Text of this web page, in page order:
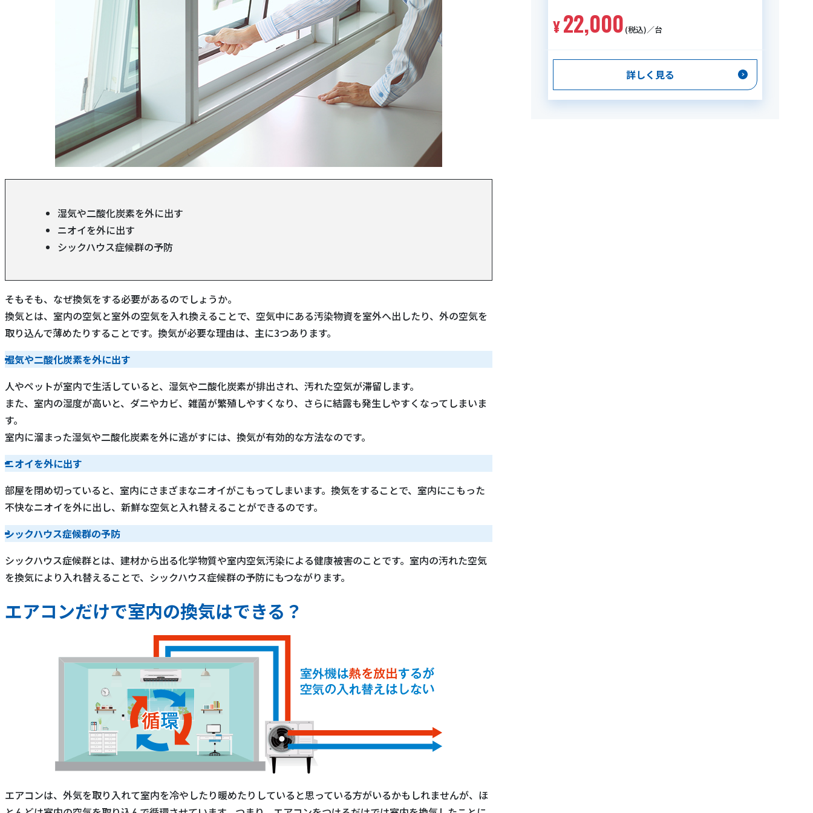
エアコンのフィルターなどを掃除する
エアコンクリーニングを業者に依頼する
エアコンクリーニングならおそうじ本舗にお任せください！
湿気や二酸化炭素を外に出す
ニオイを外に出す
シックハウス症候群の予防
そもそも、なぜ換気をする必要があるのでしょうか。
換気とは、室内の空気と室外の空気を入れ換えることで、空気中にある汚染物資を室外へ出したり、外の空気を
取り込んで薄めたりすることです。換気が必要な理由は、主に3つあります。
湿気や二酸化炭素を外に出す
人やペットが室内で生活していると、湿気や二酸化炭素が排出され、汚れた空気が滞留します。
また、室内の湿度が高いと、ダニやカビ、雑菌が繁殖しやすくなり、さらに結露も発生しやすくなってしまいま
す。
室内に溜まった湿気や二酸化炭素を外に逃がすには、換気が有効的な方法なのです。
ニオイを外に出す
部屋を閉め切っていると、室内にさまざまなニオイがこもってしまいます。換気をすることで、室内にこもった
不快なニオイを外に出し、新鮮な空気と入れ替えることができるのです。
シックハウス症候群の予防
シックハウス症候群とは、建材から出る化学物質や室内空気汚染による健康被害のことです。室内の汚れた空気
を換気により入れ替えることで、シックハウス症候群の予防にもつながります。
エアコンだけで室内の換気はできる？
エアコンは、外気を取り入れて室内を冷やしたり暖めたりしていると思っている方がいるかもしれませんが、ほ
22,000 (税込)／台
詳しく見る